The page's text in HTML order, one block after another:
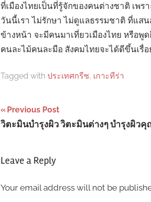
ที่เมืองไทยเป็นที่รู้จักของคนต่างชาติ เพร
วันนี้เรา ไม่รักษา ไม่ดูแลธรรมชาติ ที่แส
ข้างหน้า จะมีคนมาเที่ยวเมืองไทย หรือพู
คนละไม้คนละมือ สังคมไทยจะได้ดีขึ้นเรื่อ
Tagged with ประเทศกรีซ, เกาะทีร่า
Post
navigation
Previous Post
วิตะมินบำรุงผิว วิตะมินต่างๆ บำรุงผิวคุ
Leave a Reply
Your email address will not be